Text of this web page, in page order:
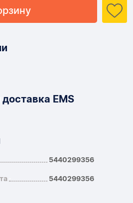
EMS
5440299356
5440299356